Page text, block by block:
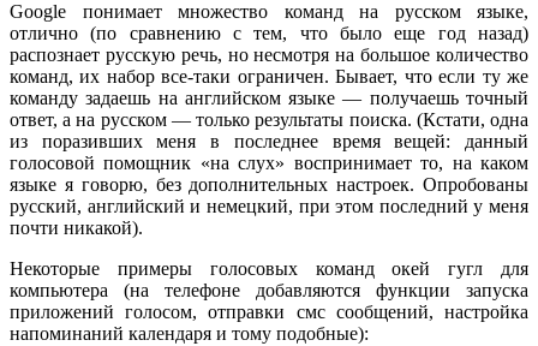
Google понимает множество команд на русском языке,
отлично (по сравнению с тем, что было еще год назад)
распознает русскую речь, но несмотря на большое количество
команд, их набор все-таки ограничен. Бывает, что если ту же
команду задаешь на английском языке — получаешь точный
ответ, а на русском — только результаты поиска. (Кстати, одна
из поразивших меня в последнее время вещей: данный
голосовой помощник «на слух» воспринимает то, на каком
языке я говорю, без дополнительных настроек. Опробованы
русский, английский и немецкий, при этом последний у меня
почти никакой).
Некоторые примеры голосовых команд окей гугл для
компьютера (на телефоне добавляются функции запуска
приложений голосом, отправки смс сообщений, настройка
напоминаний календаря и тому подобные):